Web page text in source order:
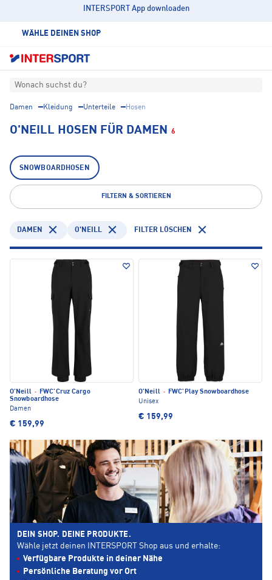
INTERSPORT App downloaden
WÄHLE DEINEN SHOP
Wonach suchst du?
Damen Kleidung Unterteile Hosen
O'NEILL HOSEN FÜR DAMEN 6
SNOWBOARDHOSEN
FILTERN & SORTIEREN
DAMEN O'NEILL FILTER LÖSCHEN
O'Neill ·
FWC'Cruz Cargo
Snowboardhose
Damen
€ 159,99
O'Neill ·
FWC'Play Snowboardhose
Unisex
€ 159,99
DEIN SHOP. DEINE PRODUKTE.
Wähle jetzt deinen INTERSPORT Shop aus und erhalte:
Verfügbare Produkte in deiner Nähe
Persönliche Beratung vor Ort